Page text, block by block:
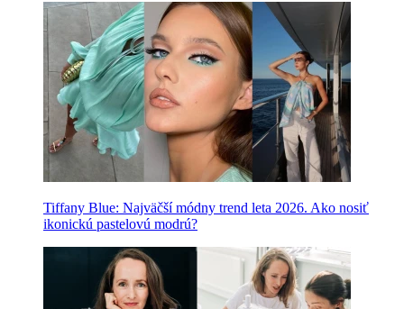
Tiffany Blue: Najväčší módny trend leta 2026. Ako nosiť
ikonickú pastelovú modrú?